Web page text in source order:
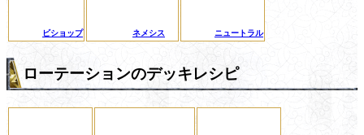
ビショップ ネメシス ニュートラル
ローテーションのデッキレシピ